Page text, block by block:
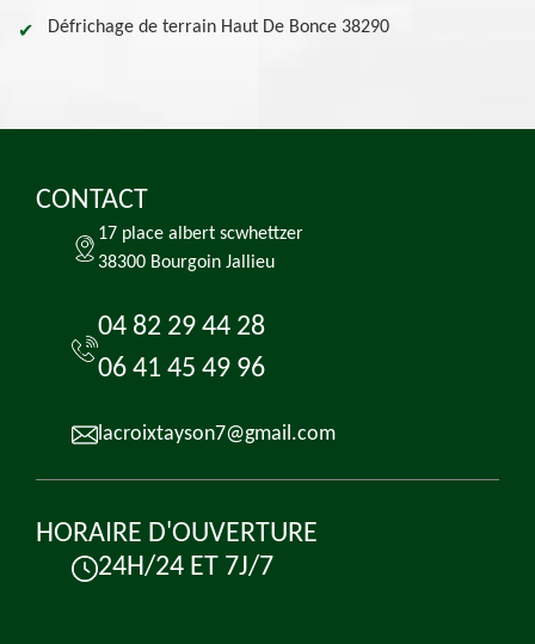
Défrichage de terrain Haut De Bonce 38290
CONTACT
17 place albert scwhettzer
38300 Bourgoin Jallieu
04 82 29 44 28
06 41 45 49 96
lacroixtayson7@gmail.com
HORAIRE D'OUVERTURE
24H/24 ET 7J/7